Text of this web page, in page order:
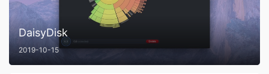
DaisyDisk
2019-10-15